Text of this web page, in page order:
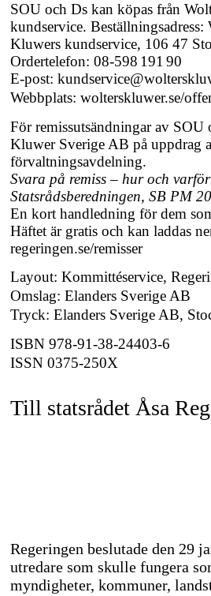
SOU och Ds kan köpas från
kundservice. Beställningsadress:
Kluwers kundservice, 106 47
Ordertelefon: 08-598 191 90
E-post:
Webbplats: wolterskluwer.se/
För remissutsändningar av SOU
Kluwer Sverige AB på uppdrag
förvaltningsavdelning.
Svara på remiss – hur och varför
Statsrådsberedningen, SB PM
En kort handledning för dem
Häftet är gratis och kan laddas
regeringen.se/remisser
Layout: Kommittéservice,
Omslag: Elanders Sverige AB
Tryck: Elanders Sverige AB,
ISBN 978-91-38-24403-6
ISSN 0375-250X
Till statsrådet Åsa
Regeringen beslutade den 29
utredare som skulle fungera
myndigheter, kommuner,